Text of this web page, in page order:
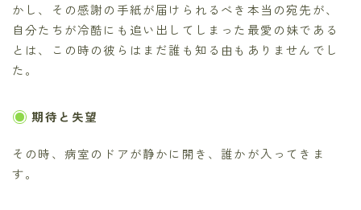
かし、その感謝の手紙が届けられるべき本当の宛先が、
自分たちが冷酷にも追い出してしまった最愛の妹である
とは、この時の彼らはまだ誰も知る由もありませんでし
た。
期待と失望
その時、病室のドアが静かに開き、誰かが入ってきま
す。